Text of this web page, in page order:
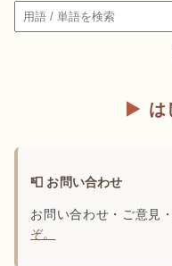
検索
は
📮 お問い合わせ
お問い合わせ・ご意見
ぞ。